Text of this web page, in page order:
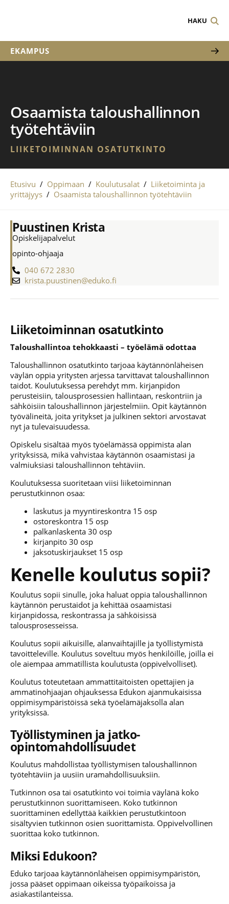
HAKU
EKAMPUS
Osaamista taloushallinnon
työtehtäviin
LIIKETOIMINNAN OSATUTKINTO
Etusivu / Oppimaan / Koulutusalat / Liiketoiminta ja
yrittäjyys / Osaamista taloushallinnon työtehtäviin
Puustinen Krista
Opiskelijapalvelut
opinto-ohjaaja
040 672 2830
krista.puustinen@eduko.fi
Liiketoiminnan osatutkinto
Taloushallintoa tehokkaasti – työelämä odottaa
Taloushallinnon osatutkinto tarjoaa käytännönläheisen
väylän oppia yritysten arjessa tarvittavat taloushallinnon
taidot. Koulutuksessa perehdyt mm. kirjanpidon
perusteisiin, talousprosessien hallintaan, reskontriin ja
sähköisiin taloushallinnon järjestelmiin. Opit käytännön
työvälineitä, joita yritykset ja julkinen sektori arvostavat
nyt ja tulevaisuudessa.
Opiskelu sisältää myös työelämässä oppimista alan
yrityksissä, mikä vahvistaa käytännön osaamistasi ja
valmiuksiasi taloushallinnon tehtäviin.
Koulutuksessa suoritetaan viisi liiketoiminnan
perustutkinnon osaa:
laskutus ja myyntireskontra 15 osp
ostoreskontra 15 osp
palkanlaskenta 30 osp
kirjanpito 30 osp
jaksotuskirjaukset 15 osp
Kenelle koulutus sopii?
Koulutus sopii sinulle, joka haluat oppia taloushallinnon
käytännön perustaidot ja kehittää osaamistasi
kirjanpidossa, reskontrassa ja sähköisissä
talousprosesseissa.
Koulutus sopii aikuisille, alanvaihtajille ja työllistymistä
tavoitteleville. Koulutus soveltuu myös henkilöille, joilla ei
ole aiempaa ammatillista koulutusta (oppivelvolliset).
Koulutus toteutetaan ammattitaitoisten opettajien ja
ammatinohjaajan ohjauksessa Edukon ajanmukaisissa
oppimisympäristöissä sekä työelämäjaksolla alan
yrityksissä.
Työllistyminen ja jatko-
opintomahdollisuudet
Koulutus mahdollistaa työllistymisen taloushallinnon
työtehtäviin ja uusiin uramahdollisuuksiin.
Tutkinnon osa tai osatutkinto voi toimia väylänä koko
perustutkinnon suorittamiseen. Koko tutkinnon
suorittaminen edellyttää kaikkien perustutkintoon
sisältyvien tutkinnon osien suorittamista. Oppivelvollinen
suorittaa koko tutkinnon.
Miksi Edukoon?
Eduko tarjoaa käytännönläheisen oppimisympäristön,
jossa pääset oppimaan oikeissa työpaikoissa ja
asiakastilanteissa.